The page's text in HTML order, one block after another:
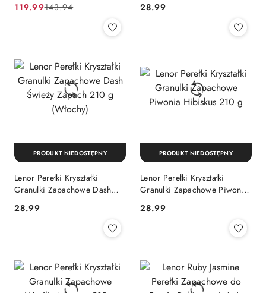
g
Cena
119.99
Cena
143.94
Brytania)
Cena:
28.99
Lenor Perełki Kryształki
Granulki Zapachowe Dash
(Włochy)
Cena:
28.99
PRODUKT NIEDOSTĘPNY
Lenor Perełki Kryształki
Granulki Zapachowe Piwonia
Cena:
28.99
PRODUKT NIEDOSTĘPNY